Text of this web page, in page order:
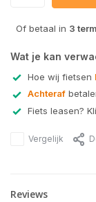
Of betaal in 3
Wat je kan
Hoe wij fietsen
Achteraf
Fiets leasen?
Vergelijk
Reviews